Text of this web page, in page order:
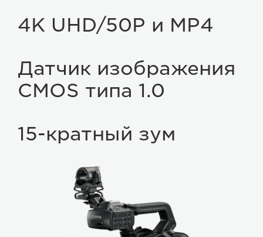
4K UHD/50P и MP4
Датчик изображения
CMOS типа 1.0
15-кратный зум